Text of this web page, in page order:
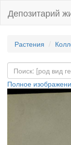
Депозитарий
Растения
Полное